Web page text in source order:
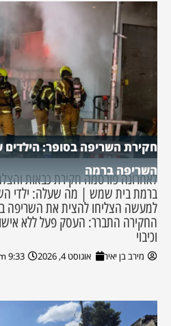
חקירת השריפה בסופר:
השריפה ברמה
לאחרונה פורסמה חקירת כבאות
ברמת בית שמש | מה שעלה: ילדי
למעשה הצליחו להצית את
החקירה התברר: העסק פעל ללא
וכיבוי
מירב בן יאיר אוגוסט 4, 2026 9:33 pm